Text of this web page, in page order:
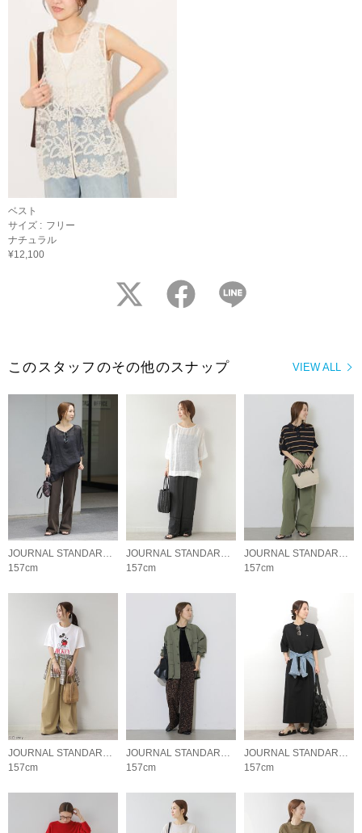
ベスト
サイズ : フリー
ナチュラル
¥12,100
twitter facebook
VIEW ALL
このスタッフのその他のスナップ
JOURNAL STANDARD relume LADYS
157cm
JOURNAL STANDARD relume LADYS
157cm
JOURNAL STANDARD relume LADYS
157cm
157cm
157cm
157cm